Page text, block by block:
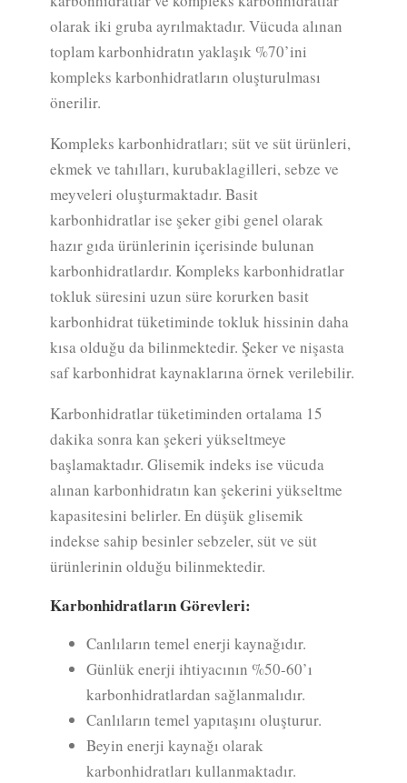
olarak iki gruba ayrılmaktadır. Vücuda alınan
toplam karbonhidratın yaklaşık %70’ini
kompleks karbonhidratların oluşturulması
önerilir.
Kompleks karbonhidratları; süt ve süt ürünleri,
ekmek ve tahılları, kurubaklagilleri, sebze ve
meyveleri oluşturmaktadır. Basit
karbonhidratlar ise şeker gibi genel olarak
hazır gıda ürünlerinin içerisinde bulunan
karbonhidratlardır. Kompleks karbonhidratlar
tokluk süresini uzun süre korurken basit
karbonhidrat tüketiminde tokluk hissinin daha
kısa olduğu da bilinmektedir. Şeker ve nişasta
saf karbonhidrat kaynaklarına örnek verilebilir.
Karbonhidratlar tüketiminden ortalama 15
dakika sonra kan şekeri yükseltmeye
başlamaktadır. Glisemik indeks ise vücuda
alınan karbonhidratın kan şekerini yükseltme
kapasitesini belirler. En düşük glisemik
indekse sahip besinler sebzeler, süt ve süt
ürünlerinin olduğu bilinmektedir.
Karbonhidratların Görevleri:
Canlıların temel enerji kaynağıdır.
Günlük enerji ihtiyacının %50-60’ı
karbonhidratlardan sağlanmalıdır.
Canlıların temel yapıtaşını oluşturur.
Beyin enerji kaynağı olarak
karbonhidratları kullanmaktadır.